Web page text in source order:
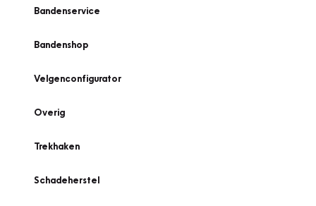
Bandenservice
Bandenshop
Velgenconfigurator
Overig
Trekhaken
Schadeherstel